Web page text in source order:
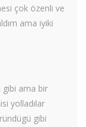
çok özenli ve
ama iyiki
gibi ama bir
yolladılar
gibi